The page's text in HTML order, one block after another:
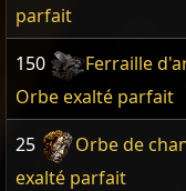
parfait
150 Ferraille
Orbe exalté parfait
25 Orbe de
exalté parfait